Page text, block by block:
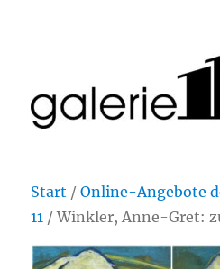
Start /Online-Angebote
11 / Winkler, Anne-Gret: